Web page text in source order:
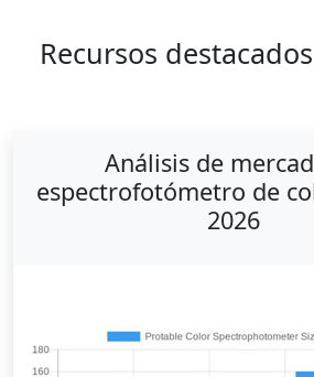
Recursos
Análisis de
espectrofotómetro de
2026